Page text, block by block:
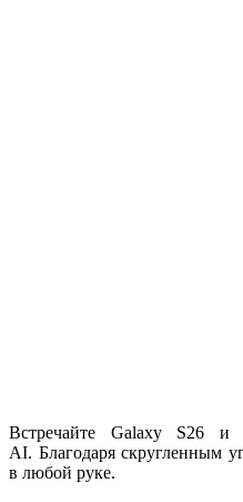
Встречайте Galaxy S26
AI. Благодаря скругленным
в любой руке.